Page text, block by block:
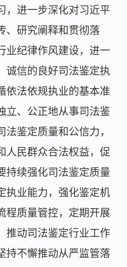
，进一步深化对习近平
、研究阐释和贯彻落
业纪律作风建设，进一
诚信的良好司法鉴定执
依法依规执业的基本准
立、公正地从事司法鉴
鉴定质量和公信力，
人民群众合法权益，促
持续强化司法鉴定质量
执业能力，强化鉴定机
程质量管控，定期开展
推动司法鉴定行业工作
持不懈推动从严监管落